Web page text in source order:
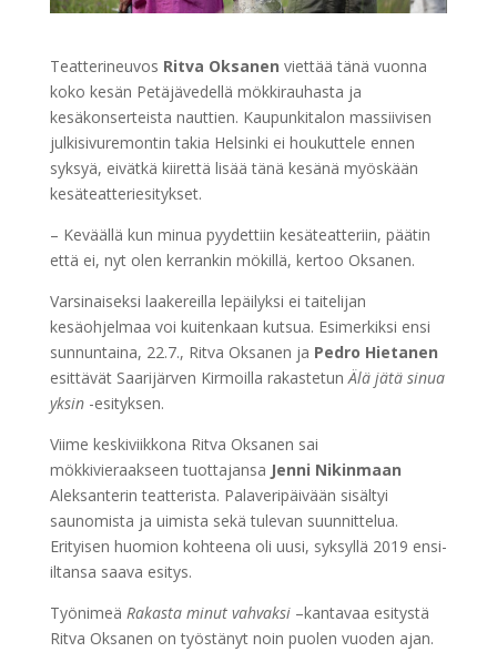
Teatterineuvos Ritva Oksanen viettää tänä vuonna
koko kesän Petäjävedellä mökkirauhasta ja
kesäkonserteista nauttien. Kaupunkitalon massiivisen
julkisivuremontin takia Helsinki ei houkuttele ennen
syksyä, eivätkä kiirettä lisää tänä kesänä myöskään
kesäteatteriesitykset.
– Keväällä kun minua pyydettiin kesäteatteriin, päätin
että ei, nyt olen kerrankin mökillä, kertoo Oksanen.
Varsinaiseksi laakereilla lepäilyksi ei taitelijan
kesäohjelmaa voi kuitenkaan kutsua. Esimerkiksi ensi
sunnuntaina, 22.7., Ritva Oksanen ja Pedro Hietanen
esittävät Saarijärven Kirmoilla rakastetunÄlä jätä sinua
yksin-esityksen.
Viime keskiviikkona Ritva Oksanen sai
mökkivieraakseen tuottajansa Jenni Nikinmaan
Aleksanterin teatterista. Palaveripäivään sisältyi
saunomista ja uimista sekä tulevan suunnittelua.
Erityisen huomion kohteena oli uusi, syksyllä 2019 ensi-
iltansa saava esitys.
Työnimeä Rakasta minut vahvaksi–kantavaa esitystä
Ritva Oksanen on työstänyt noin puolen vuoden ajan.